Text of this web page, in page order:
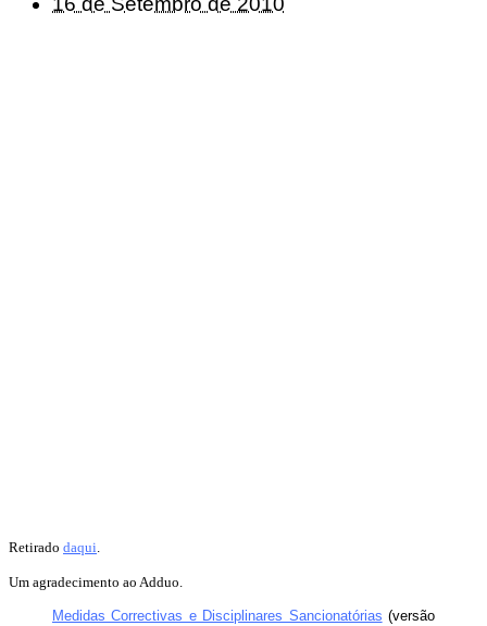
Retirado daqui.
Um agradecimento ao Adduo.
Medidas Correctivas e Disciplinares Sancionatórias (versão